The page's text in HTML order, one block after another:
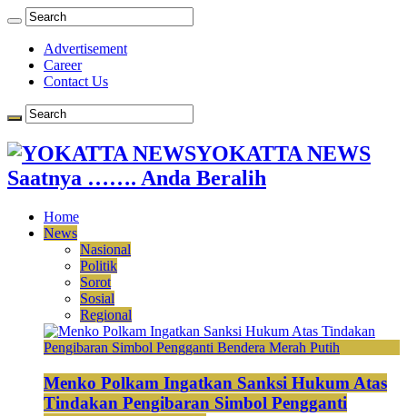
Advertisement
Career
Contact Us
YOKATTA NEWS
Saatnya ……. Anda Beralih
Home
News
Nasional
Politik
Sorot
Sosial
Regional
Menko Polkam Ingatkan Sanksi Hukum Atas
Tindakan Pengibaran Simbol Pengganti